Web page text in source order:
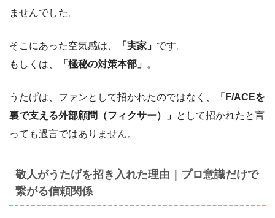
ませんでした。
そこにあった空気感は、 「実家」 です。
もしくは、
「極秘の対策本部」 。
うたげは、ファンとして招かれたのではなく、
「F/ACEを
裏で支える外部顧問（フィクサー）」 として招かれたと言
っても過言ではありません。
敬人がうたげを招き入れた理由｜プロ意識だけで
繋がる信頼関係